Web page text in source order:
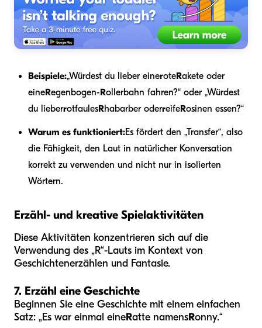
Beispiele:„Würdest du lieber eineroteRakete oder
eineRegenbogen-Rollerbahn fahren?“ oder „Würdest
du lieberrotfaulesRhabarber oderreifeRosinen essen?“
Warum es funktioniert:Es fördert den „Transfer“, also
die Fähigkeit, den Laut in natürlicher Konversation
korrekt zu verwenden und nicht nur in isolierten
Wörtern.
Erzähl- und kreative Spielaktivitäten
Diese Aktivitäten konzentrieren sich auf die
Verwendung des „R“-Lauts im Kontext von
Geschichtenerzählen und Fantasie.
7. Erzähl eine Geschichte
Beginnen Sie eine Geschichte mit einem einfachen
Satz: „Es war einmal eineRatte namensRonny.“